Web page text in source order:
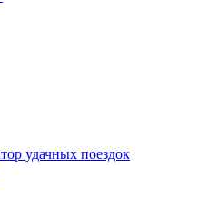
удачных поездок